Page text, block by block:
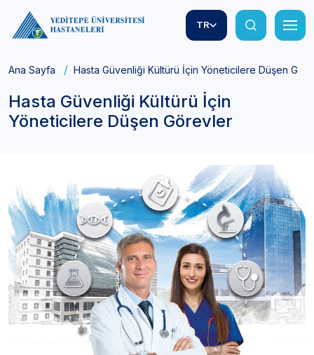
TR
Ana Sayfa Hasta Güvenliği Kültürü İçin Yöneticilere Düşen
Hasta Güvenliği Kültürü İçin
Yöneticilere Düşen Görevler